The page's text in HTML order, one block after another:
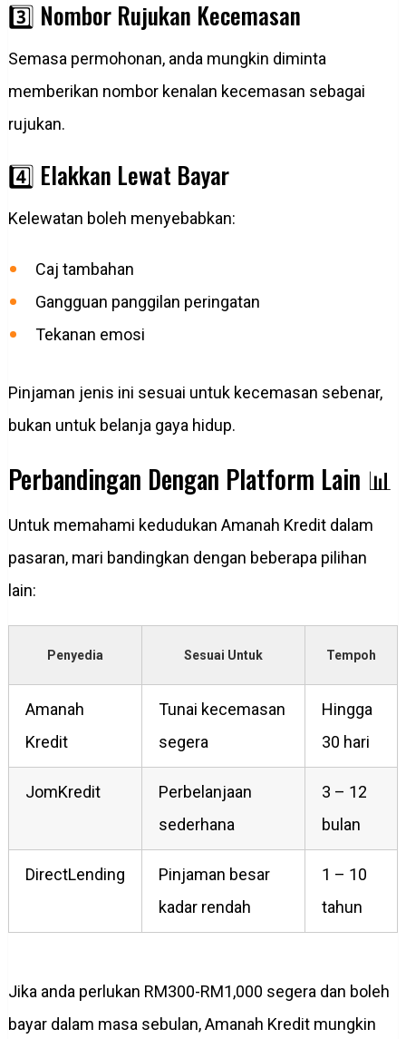
3️⃣ Nombor Rujukan Kecemasan
Semasa permohonan, anda mungkin diminta
memberikan nombor kenalan kecemasan sebagai
rujukan.
4️⃣ Elakkan Lewat Bayar
Kelewatan boleh menyebabkan:
Caj tambahan
Gangguan panggilan peringatan
Tekanan emosi
Pinjaman jenis ini sesuai untuk kecemasan sebenar,
bukan untuk belanja gaya hidup.
Perbandingan Dengan Platform Lain 📊
Untuk memahami kedudukan Amanah Kredit dalam
pasaran, mari bandingkan dengan beberapa pilihan
lain:
Penyedia Sesuai Untuk Tempoh
Amanah
Kredit
Tunai kecemasan
segera
Hingga
30 hari
JomKredit
Perbelanjaan
sederhana
3 – 12
bulan
DirectLending
Pinjaman besar
kadar rendah
1 – 10
tahun
Jika anda perlukan RM300-RM1,000 segera dan boleh
bayar dalam masa sebulan, Amanah Kredit mungkin